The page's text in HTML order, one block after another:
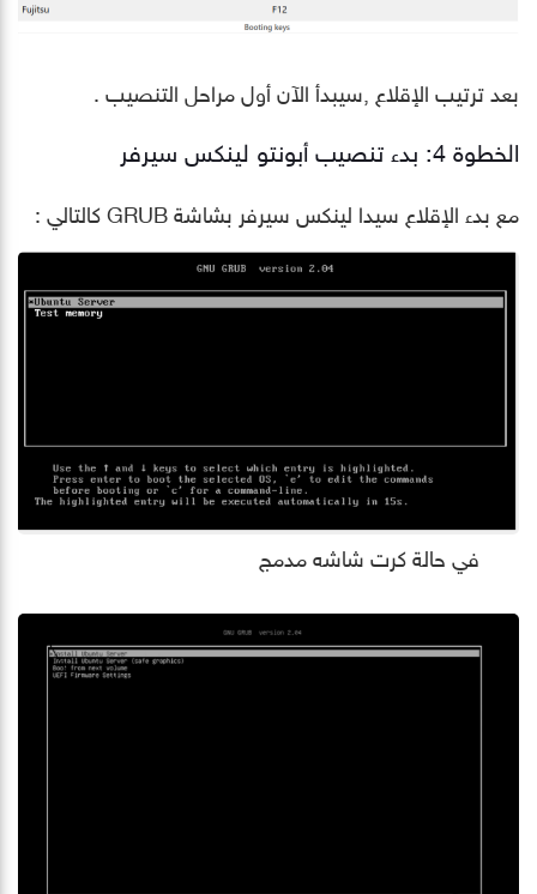
بعد ترتيب الإقلاع ,سيبدأ الآن أول مراحل التنصيب .
الخطوة 4: بدء تنصيب أبونتو لينكس سيرفر
مع بدء الإقلاع سيدا لينكس سيرفر بشاشة GRUB كالتالي :
في حالة كرت شاشه مدمج